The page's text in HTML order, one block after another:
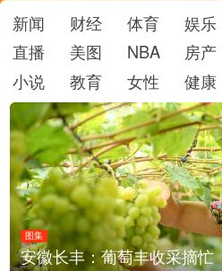
新闻 财经 体育 娱乐
直播
美图 NBA 房产
小说
教育 女性 健康
忙